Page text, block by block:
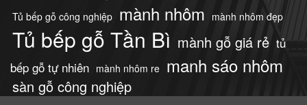
Tủ bếp gỗ công nghiệp mành nhôm mành nhôm đẹp
Tủ bếp gỗ Tần Bì mành gỗ giá rẻ tủ
bếp gỗ tự nhiên mành nhôm re manh sáo nhôm
sàn gỗ công nghiệp